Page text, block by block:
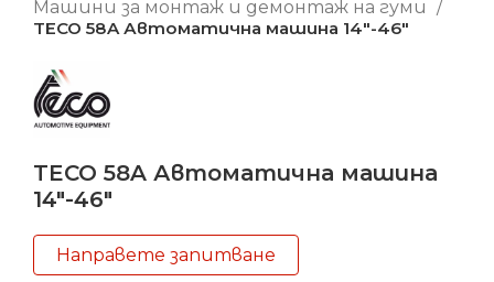
Машини за монтаж и демонтаж на гуми
TECO 58A Автоматична машина 14″-46″
TECO 58A Автоматична машина
14″-46″
Направете запитване